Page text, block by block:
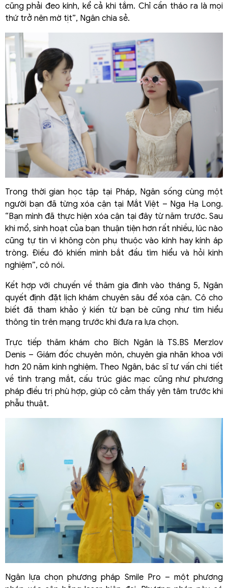
cũng phải đeo kính, kể cả khi tắm. Chỉ cần tháo ra là mọi
thứ trở nên mờ tịt”, Ngân chia sẻ.
Trong thời gian học tập tại Pháp, Ngân sống cùng một
người bạn đã từng xóa cận tại Mắt Việt – Nga Hạ Long.
“Bạn mình đã thực hiện xóa cận tại đây từ năm trước. Sau
khi mổ, sinh hoạt của bạn thuận tiện hơn rất nhiều, lúc nào
cũng tự tin vì không còn phụ thuộc vào kính hay kính áp
tròng. Điều đó khiến mình bắt đầu tìm hiểu và hỏi kinh
nghiệm”, cô nói.
Kết hợp với chuyến về thăm gia đình vào tháng 5, Ngân
quyết định đặt lịch khám chuyên sâu để xóa cận. Cô cho
biết đã tham khảo ý kiến từ bạn bè cũng như tìm hiểu
thông tin trên mạng trước khi đưa ra lựa chọn.
Trực tiếp thăm khám cho Bích Ngân là TS.BS Merzlov
Denis – Giám đốc chuyên môn, chuyên gia nhãn khoa với
hơn 20 năm kinh nghiệm. Theo Ngân, bác sĩ tư vấn chi tiết
về tình trạng mắt, cấu trúc giác mạc cũng như phương
pháp điều trị phù hợp, giúp cô cảm thấy yên tâm trước khi
phẫu thuật.
Ngân lựa chọn phương pháp Smile Pro – một phương